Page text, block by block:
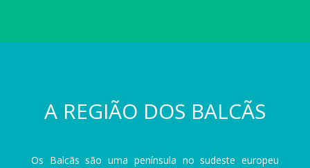
A REGIÃO DOS BALCÃS
Os Balcãs são uma península no sudeste europeu